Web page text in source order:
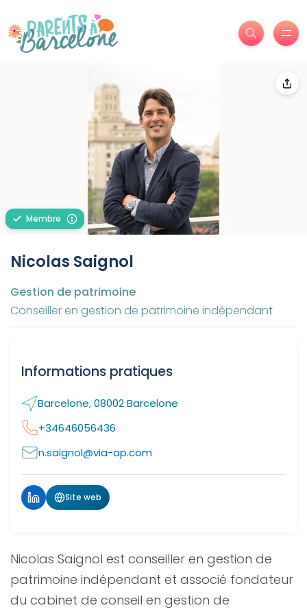
Membre
Nicolas Saignol
Gestion de patrimoine
Conseiller en gestion de patrimoine indépendant
Informations pratiques
Barcelone, 08002 Barcelone
+34646056436
n.saignol@via-ap.com
Site web
Nicolas Saignol est conseiller en gestion de
patrimoine indépendant et associé fondateur
du cabinet de conseil en gestion de